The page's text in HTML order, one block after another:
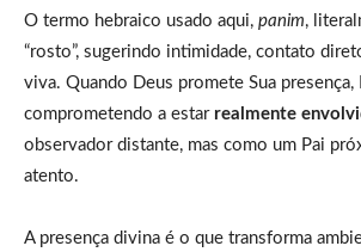
O termo hebraico usado aqui, panim,
“rosto”, sugerindo intimidade, contato
viva. Quando Deus promete Sua presença,
comprometendo a estar realmente
observador distante, mas como um Pai
atento.
A presença divina é o que transforma